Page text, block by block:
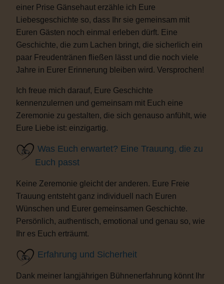
einer Prise Gänsehaut erzähle ich Eure
Liebesgeschichte so, dass Ihr sie gemeinsam mit
Euren Gästen noch einmal erleben dürft. Eine
Geschichte, die zum Lachen bringt, die sicherlich ein
paar Freudentränen fließen lässt und die noch viele
Jahre in Eurer Erinnerung bleiben wird. Versprochen!
Ich freue mich darauf, Eure Geschichte
kennenzulernen und gemeinsam mit Euch eine
Zeremonie zu gestalten, die sich genauso anfühlt, wie
Eure Liebe ist: einzigartig.
Was Euch erwartet? Eine Trauung, die zu
Euch passt
Keine Zeremonie gleicht der anderen. Eure Freie
Trauung entsteht ganz individuell nach Euren
Wünschen und Eurer gemeinsamen Geschichte.
Persönlich, authentisch, emotional und genau so, wie
Ihr es Euch erträumt.
Erfahrung und Sicherheit
Dank meiner langjährigen Bühnenerfahrung könnt Ihr